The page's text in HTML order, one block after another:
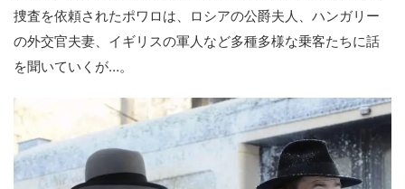
捜査を依頼されたポワロは、ロシアの公爵夫人、ハンガリー
の外交官夫妻、イギリスの軍人など多種多様な乗客たちに話
を聞いていくが…。